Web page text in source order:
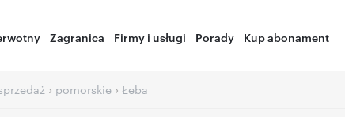
Zagranica Firmy i usługi Porady Kup abonament
› pomorskie › Łeba